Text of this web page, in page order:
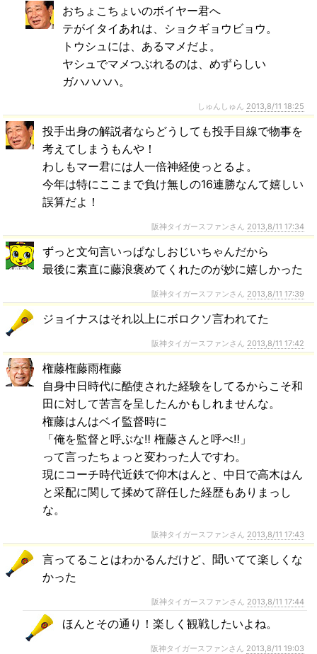
おちょこちょいのボイヤー君へ
テがイタイあれは、ショクギョウビョウ。
トウシュには、あるマメだよ。
ヤシュでマメつぶれるのは、めずらしい
ガハハハハ。
しゅんしゅん 2013,8/11 18:25
投手出身の解説者ならどうしても投手目線で物事を
考えてしまうもんや！
わしもマー君には人一倍神経使っとるよ。
今年は特にここまで負け無しの16連勝なんて嬉しい
誤算だよ！
阪神タイガースファンさん 2013,8/11 17:34
ずっと文句言いっぱなしおじいちゃんだから
最後に素直に藤浪褒めてくれたのが妙に嬉しかった
阪神タイガースファンさん 2013,8/11 17:39
ジョイナスはそれ以上にボロクソ言われてた
阪神タイガースファンさん 2013,8/11 17:42
権藤権藤雨権藤
自身中日時代に酷使された経験をしてるからこそ和
田に対して苦言を呈したんかもしれませんな。
権藤はんはベイ監督時に
「俺を監督と呼ぶな‼ 権藤さんと呼べ‼」
って言ったちょっと変わった人ですわ。
現にコーチ時代近鉄で仰木はんと、中日で高木はん
と采配に関して揉めて辞任した経歴もありまっし
な。
阪神タイガースファンさん 2013,8/11 17:43
言ってることはわかるんだけど、聞いてて楽しくな
かった
阪神タイガースファンさん 2013,8/11 17:44
ほんとその通り！楽しく観戦したいよね。
阪神タイガースファンさん 2013,8/11 19:03